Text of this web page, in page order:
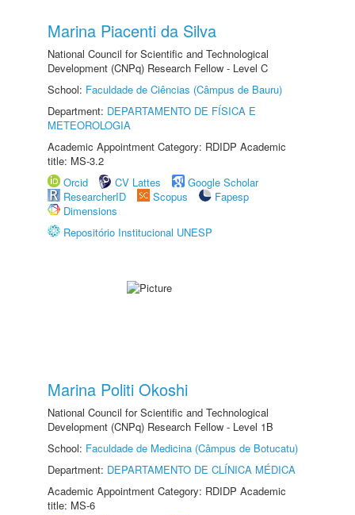
Marina Piacenti da Silva
National Council for Scientific and Technological
Development (CNPq) Research Fellow - Level C
School: Faculdade de Ciências (Câmpus de Bauru)
Department: DEPARTAMENTO DE FÍSICA E
METEOROLOGIA
Academic Appointment Category: RDIDP Academic
title: MS-3.2
Orcid
CV Lattes
Google Scholar
ResearcherID
Scopus
Fapesp
Dimensions
Repositório Institucional UNESP
Marina Politi Okoshi
National Council for Scientific and Technological
Development (CNPq) Research Fellow - Level 1B
School: Faculdade de Medicina (Câmpus de Botucatu)
Department: DEPARTAMENTO DE CLÍNICA MÉDICA
Academic Appointment Category: RDIDP Academic
title: MS-6